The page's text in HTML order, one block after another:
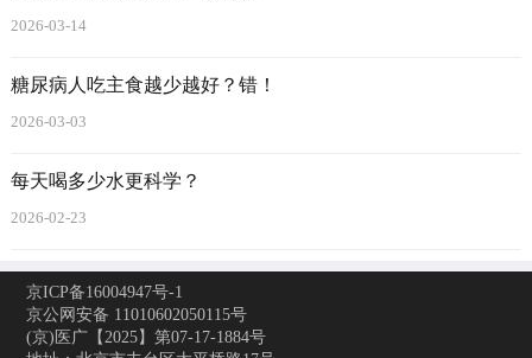
2026-03-14
糖尿病人吃主食越少越好？错！
2026-03-03
每天喝多少水更科学？
2026-02-23
京ICP备16004947号-1
京公网安备 11010602050115号
(京)医广【2025】第07-17-1884号